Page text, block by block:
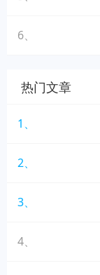
6、
热门文章
1、
2、
3、
4、